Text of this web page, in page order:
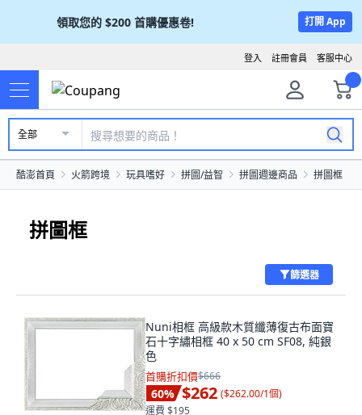
領取您的 $200 首購優惠卷! 打開 App
客服中心
註冊會員
登入
全部
酷澎首頁 火箭跨境 玩具嗜好 拼圖/益智 拼圖週邊商品 拼圖框
拼圖框
篩選器
Nuni相框 高級款木質纖薄復古布面寶
石十字繡相框 40 x 50 cm SF08, 純銀
色
首購折扣價$666
60% $262 ($262.00/1個)
運費 $195